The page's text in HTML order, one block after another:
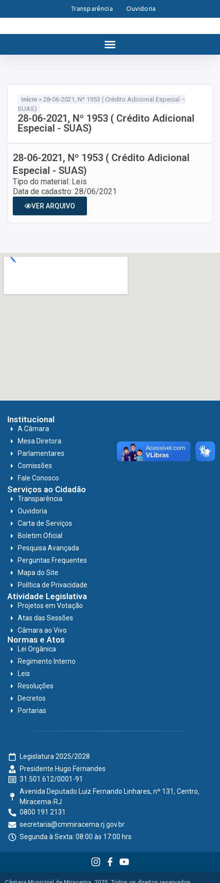
Transparência Ouvidoria
Início » 28-06-2021, Nº 1953 ( Crédito Adicional Especial –
SUAS)
28-06-2021, Nº 1953 ( Crédito Adicional
Especial - SUAS)
28-06-2021, Nº 1953 ( Crédito Adicional
Especial - SUAS)
Tipo do material: Leis
Data de cadastro: 28/06/2021
VER ARQUIVO
Institucional
A Câmara
Mesa Diretora
Parlamentares
Comissões
Fale Conosco
Serviços ao Cidadão
Transparência
Ouvidoria
Carta de Serviços
Boletim Oficial
Pesquisa Avançada
Perguntas Frequentes
Mapa do Site
Política de Privacidade
Atividade Legislativa
Projetos em Votação
Atas das Sessões
Câmara ao Vivo
Normas e Atos
Lei Orgânica
Regimento Interno
Leis
Resoluções
Decretos
Portarias
Legislatura 2025/2028
Presidente Hugo Fernandes
31.501.612/0001-91
Avenida Deputado Luiz Fernando Linhares, nº 131, Centro,
Miracema-RJ
0800 191 2131
secretaria@cmmiracema.rj.gov.br
Segunda à Sexta: 08:00 às 17:00 hrs